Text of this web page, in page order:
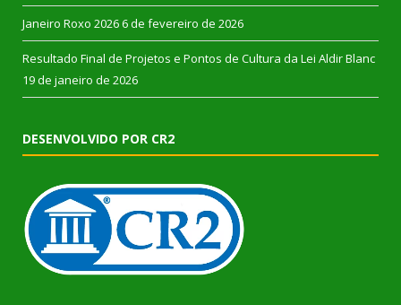
Janeiro Roxo 2026 6 de fevereiro de 2026
Resultado Final de Projetos e Pontos de Cultura da Lei Aldir Blanc
19 de janeiro de 2026
DESENVOLVIDO POR CR2